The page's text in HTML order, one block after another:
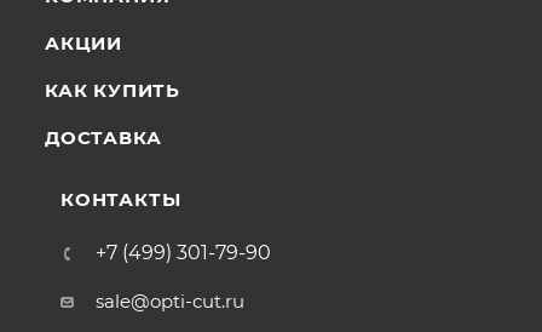
АКЦИИ
КАК КУПИТЬ
ДОСТАВКА
КОНТАКТЫ
+7 (499) 301-79-90
sale@opti-cut.ru